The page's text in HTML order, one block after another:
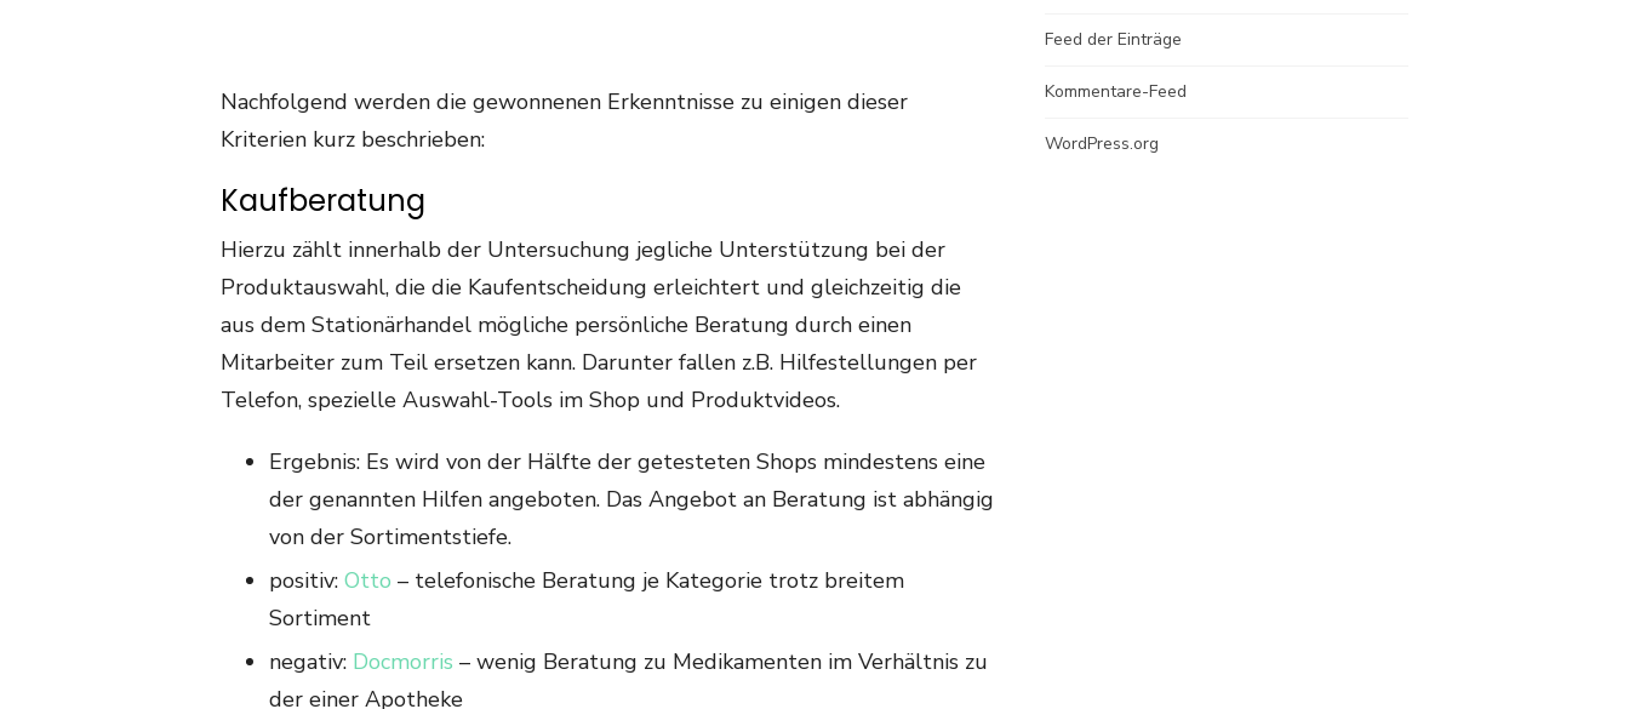
Nachfolgend werden die gewonnenen Erkenntnisse zu einigen dieser
Kriterien kurz beschrieben:
Kaufberatung
Hierzu zählt innerhalb der Untersuchung jegliche Unterstützung bei der
Produktauswahl, die die Kaufentscheidung erleichtert und gleichzeitig die
aus dem Stationärhandel mögliche persönliche Beratung durch einen
Mitarbeiter zum Teil ersetzen kann. Darunter fallen z.B. Hilfestellungen per
Telefon, spezielle Auswahl-Tools im Shop und Produktvideos.
Ergebnis: Es wird von der Hälfte der getesteten Shops mindestens eine
der genannten Hilfen angeboten. Das Angebot an Beratung ist abhängig
von der Sortimentstiefe.
positiv: Otto – telefonische Beratung je Kategorie trotz breitem
Sortiment
negativ: Docmorris – wenig Beratung zu Medikamenten im Verhältnis zu
der einer Apotheke
Feed der Einträge
Kommentare-Feed
WordPress.org